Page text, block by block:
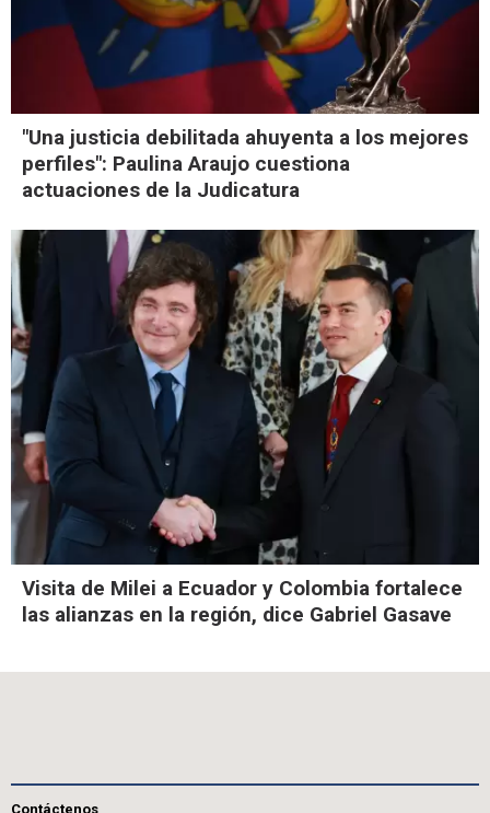
"Una justicia debilitada ahuyenta a los mejores
perfiles": Paulina Araujo cuestiona
actuaciones de la Judicatura
Visita de Milei a Ecuador y Colombia fortalece
las alianzas en la región, dice Gabriel Gasave
Contáctenos